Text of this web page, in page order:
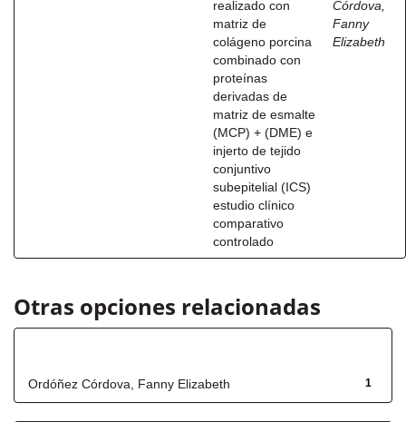
realizado con
matriz de
colágeno porcina
combinado con
proteínas
derivadas de
matriz de esmalte
(MCP) + (DME) e
injerto de tejido
conjuntivo
subepitelial (ICS)
estudio clínico
comparativo
controlado
Córdova,
Fanny
Elizabeth
Otras opciones relacionadas
1
Ordóñez Córdova, Fanny Elizabeth